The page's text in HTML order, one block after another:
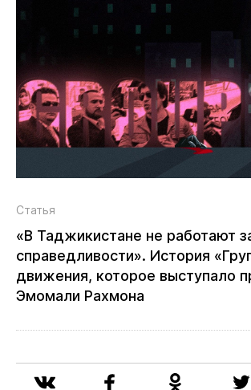
Статья
«В Таджикистане не работают
справедливости». История
движения, которое выступало
Эмомали Рахмона